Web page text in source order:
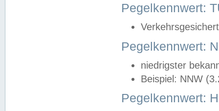
Pegelkennwert:
Pegelkennwert:
niedrigster
Beispiel: NNW
Pegelkennwert: